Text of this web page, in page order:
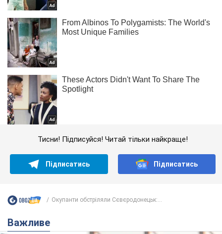
Тисни! Підписуйся! Читай тільки найкраще!
Підписатись Підписатись
Окупанти обстріляли Сєвєродонецьк:...
Важливе